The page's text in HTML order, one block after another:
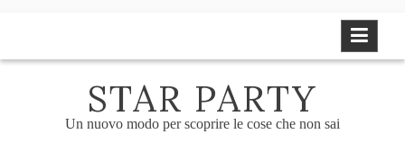
STAR PARTY
Un nuovo modo per scoprire le cose che non sai